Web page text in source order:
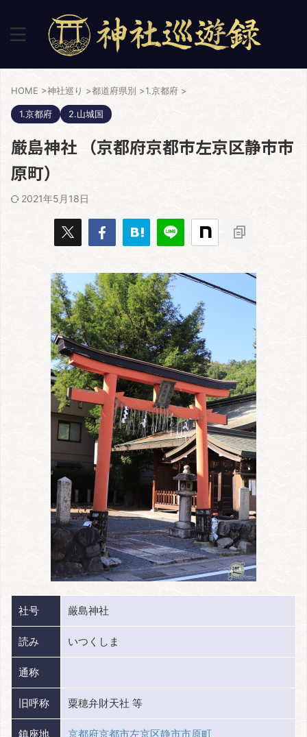
HOME >神社巡り >都道府県別 >1.京都府 >
1.京都府 2.山城国
厳島神社 （京都府京都市左京区静市市
原町）
2021年5月18日
社号 厳島神社
読み いつくしま
通称
旧呼称 粟穂弁財天社 等
鎮座地 京都府京都市左京区静市市原町